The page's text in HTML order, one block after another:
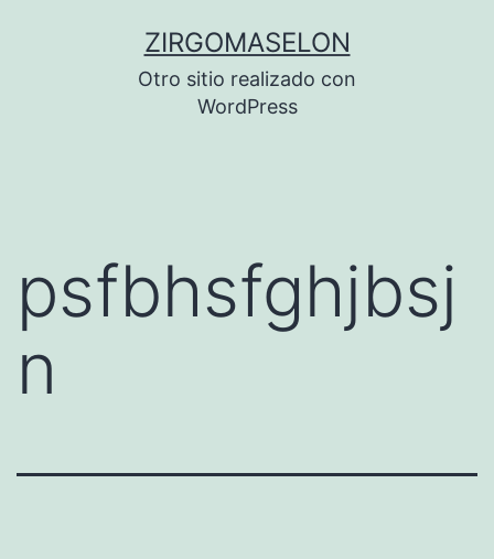
ZIRGOMASELON
Otro sitio realizado con
WordPress
psfbhsfghjbsj
n